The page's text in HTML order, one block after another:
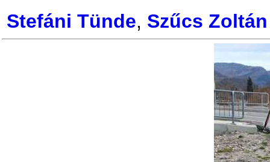
Stefáni Tünde, Szűcs